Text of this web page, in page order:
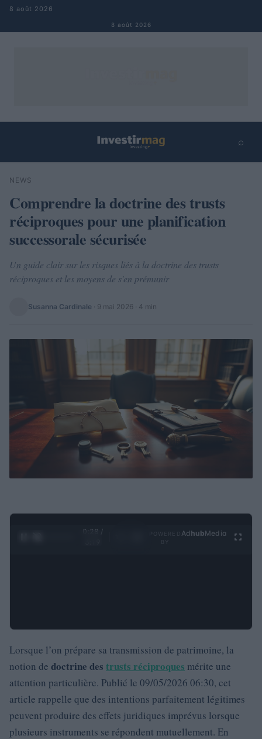
Aller au contenu
8 août 2026
8 août 2026
⌕
Rechercher
NEWS
Comprendre la doctrine des trusts
réciproques pour une planification
successorale sécurisée
Un guide clair sur les risques liés à la doctrine des trusts
réciproques et les moyens de s'en prémunir
Susanna Cardinale · 9 mai 2026 · 4 min
0:29 /
Ad hubMedia
Lorsque l’on prépare sa transmission de patrimoine, la
notion de doctrine des trusts réciproques mérite une
attention particulière. Publié le 09/05/2026 06:30, cet
article rappelle que des intentions parfaitement légitimes
peuvent produire des effets juridiques imprévus lorsque
plusieurs instruments se répondent mutuellement. En